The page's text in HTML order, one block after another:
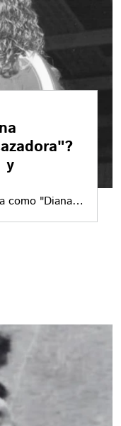
y
como "Diana
tras estar